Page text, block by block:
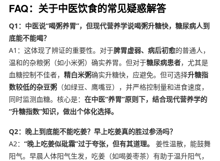
FAQ：关于中医饮食的常见疑惑解答
Q1：中医说“喝粥养胃”，但现代营养学说喝粥升糖快，糖尿病人到
底能不能喝？
A1：这体现了辨证的重要性。对于脾胃虚弱、病后初愈的普通人，
温和的杂粮粥（如小米粥）确实养胃。但对于糖尿病患者，尤其是
血糖控制不佳者， 精白米粥确实升糖快，应避免。但可选择升糖指
数较低的杂豆粥（如绿豆、鹰嘴豆），并严格控制量和进食速度，
同时监测血糖。核心是： 在中医“养胃”原则下，结合现代营养学的
“升糖指数”知识，做出个体化选择。
Q2：晚上到底能不能吃姜？早上吃姜真的胜过参汤吗？
A2： “晚上吃姜似砒霜”过于夸张，但有其道理。
姜性温散，能鼓舞
阳气。早晨人体阳气生发，吃姜（如喝姜枣茶）有助于温升阳气，